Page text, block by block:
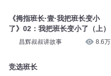
《拇指班长·壹·我把班长变小
了》02：我把班长变小了（上）
昌辉叔叔讲故事 8.6万
竞选班长